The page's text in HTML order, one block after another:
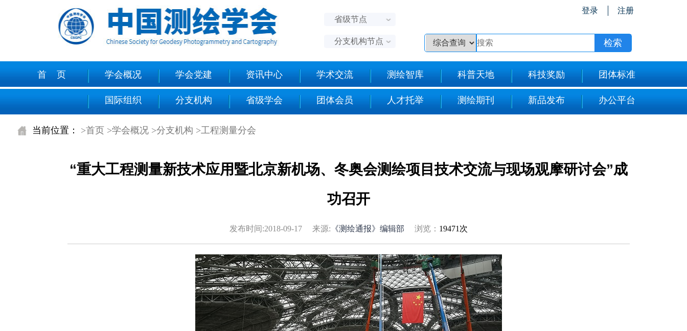
省级节点
分支机构节点
登录 注册
首 页 学会概况 学会党建 资讯中心 学术交流 测绘智库 科普天地 科技奖励 团体标准
国际组织 分支机构 省级学会 团体会员 人才托举 测绘期刊 新品发布 办公平台
当前位置： >首页 >学会概况 >分支机构 >工程测量分会
“重大工程测量新技术应用暨北京新机场、冬奥会测绘项目技术交流与现场观摩研讨会”成
功召开
发布时间:2018-09-17 来源: 《测绘通报》编辑部 浏览： 19471次